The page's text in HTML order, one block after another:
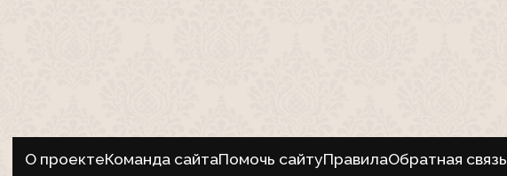
О проектеКоманда сайтаПомочь сайтуПравилаОбратная связь